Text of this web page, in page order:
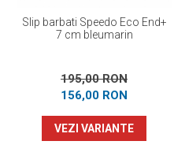
Slip barbati Speedo Eco End+
7 cm bleumarin
195,00 RON
156,00 RON
VEZI VARIANTE